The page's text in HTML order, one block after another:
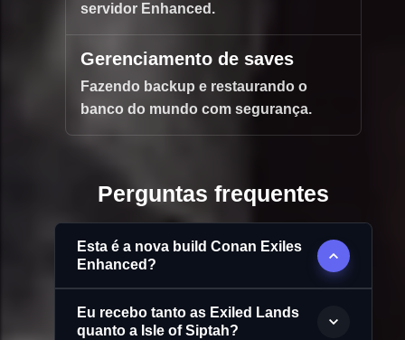
servidor Enhanced.
Gerenciamento de saves
Fazendo backup e restaurando o
banco do mundo com segurança.
Perguntas frequentes
Esta é a nova build Conan Exiles
Enhanced?
Eu recebo tanto as Exiled Lands
quanto a Isle of Siptah?